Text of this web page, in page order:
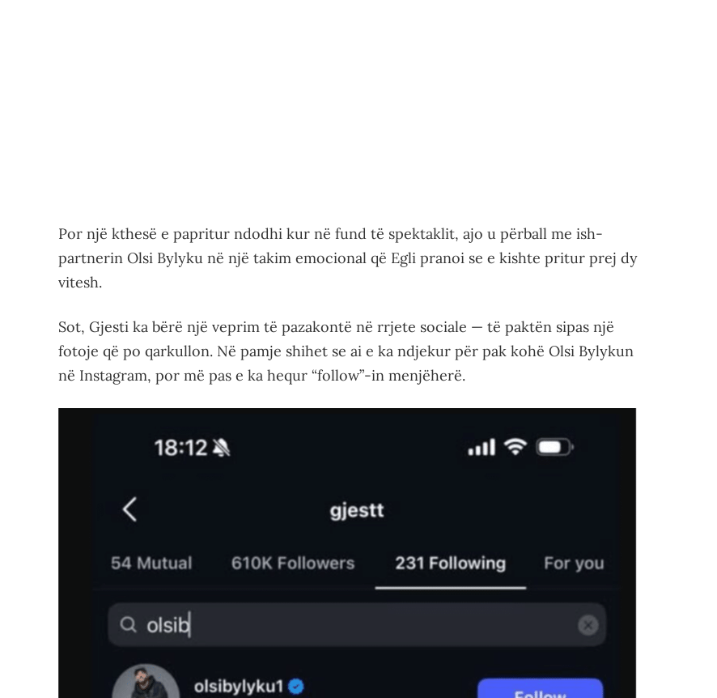
Por një kthesë e papritur ndodhi kur në fund të spektaklit, ajo u përball me ish-
partnerin Olsi Bylyku në një takim emocional që Egli pranoi se e kishte pritur prej dy
vitesh.
Sot, Gjesti ka bërë një veprim të pazakontë në rrjete sociale — të paktën sipas një
fotoje që po qarkullon. Në pamje shihet se ai e ka ndjekur për pak kohë Olsi Bylykun
në Instagram, por më pas e ka hequr “follow”-in menjëherë.